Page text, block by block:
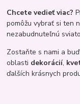
Chcete vedieť viac?
pomôžu vybrať si ten
nezabudnuteľnú
Zostaňte s nami a
oblasti dekorácií,
ďalších krásnych